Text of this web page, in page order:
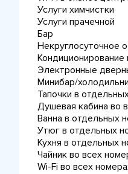
Услуги химчистки
Услуги прачечной
Бар
Некруглосуточное
Электронные
Минибар/
Тапочки в
Душевая кабина во
Ванна в отдельных
Утюг в отдельных
Кухня в отдельных
Чайник во всех
Wi-Fi во всех